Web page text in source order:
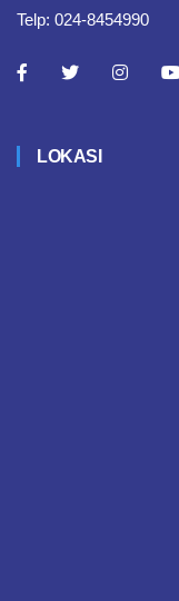
Telp: 024-8454990
LOKASI